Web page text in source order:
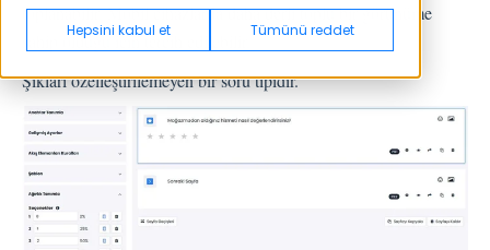
Hepsini kabul et Tümünü reddet
Raporlama 2024
Geri Bildirimler
Spam
Geri Bildirim
Müşteri Yanıtlama
Geri Bildirimlerle İlgili Sorular
toplanabilir. Mobil cihazlarda daha derli toplu bir görünüme
sahip olduğu için tercih edilebilir.
Şıkları özelleştirilemeyen bir soru tipidir.